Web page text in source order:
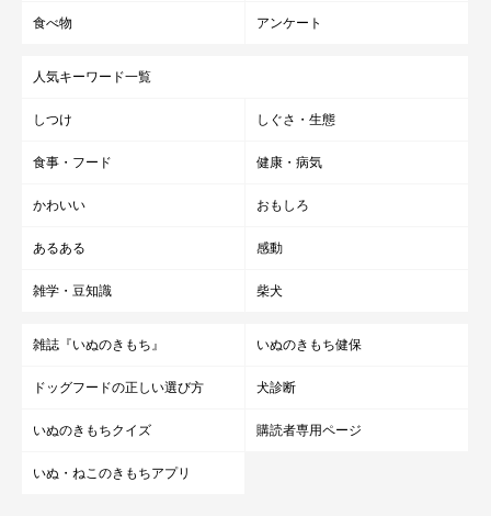
食べ物 アンケート
人気キーワード一覧
しつけ しぐさ・生態
食事・フード 健康・病気
かわいい おもしろ
あるある 感動
雑学・豆知識 柴犬
雑誌『いぬのきもち』 いぬのきもち健保
ドッグフードの正しい選び方 犬診断
いぬのきもちクイズ 購読者専用ページ
いぬ・ねこのきもちアプリ